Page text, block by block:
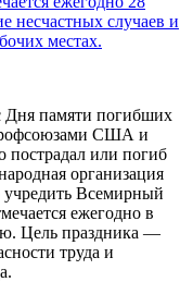
Дня памяти погибших
США и
пострадал или погиб
организация
Всемирный
ежегодно в
Цель праздника —
труда и